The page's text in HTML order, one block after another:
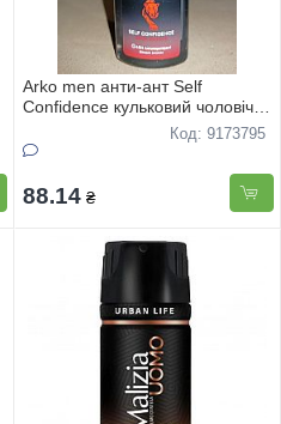
Arko men анти-ант Self
Confidence кульковий чоловічий
Код: 9173795
88.14 ₴